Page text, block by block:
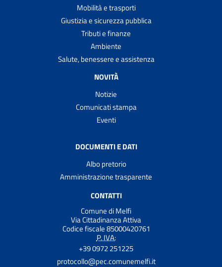
Mobilità e trasporti
Giustizia e sicurezza pubblica
Tributi e finanze
Ambiente
Salute, benessere e assistenza
NOVITÀ
Notizie
Comunicati stampa
Eventi
DOCUMENTI E DATI
Albo pretorio
Amministrazione trasparente
CONTATTI
Comune di Melfi
Via Cittadinanza Attiva
Codice fiscale 85000420761
P. IVA:
+39 0972 251225
protocollo@pec.comunemelfi.it